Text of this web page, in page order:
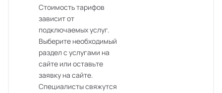
Стоимость тарифов
зависит от
подключаемых услуг.
Выберите необходимый
раздел с услугами на
сайте или оставьте
заявку на сайте.
Специалисты свяжутся